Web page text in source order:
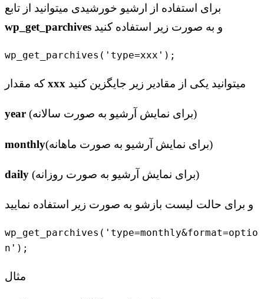
برای استفاده از ارشیو خورشیدی میتوانید از تابع
wp_get_parchives و به صورت زیر استفاده کنید
wp_get_parchives('type=xxx');
xxx میتوانید یکی از مقادیر زیر جایگزین کنید
year (برای نمایش آرشیو به صورت سالانه)
monthly (برای نمایش آرشیو به صورت ماهانه)
daily (برای نمایش آرشیو به صورت روزانه)
و برای حالت لیست بازشو به صورت زیر استفاده نمایید
wp_get_parchives('type=monthly&format=optio
n');
مثال